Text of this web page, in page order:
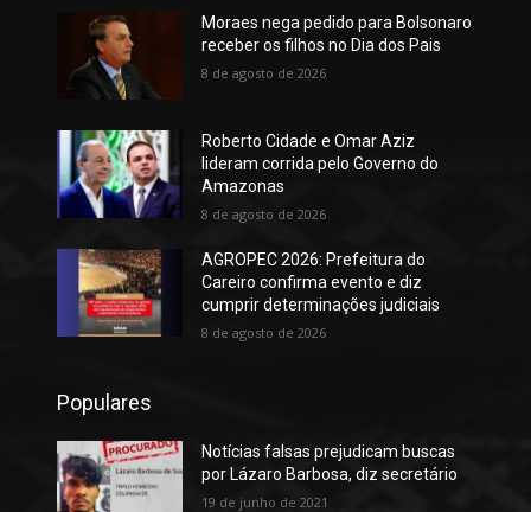
Moraes nega pedido para Bolsonaro
receber os filhos no Dia dos Pais
8 de agosto de 2026
Roberto Cidade e Omar Aziz
lideram corrida pelo Governo do
Amazonas
8 de agosto de 2026
AGROPEC 2026: Prefeitura do
Careiro confirma evento e diz
cumprir determinações judiciais
8 de agosto de 2026
Populares
Notícias falsas prejudicam buscas
por Lázaro Barbosa, diz secretário
19 de junho de 2021